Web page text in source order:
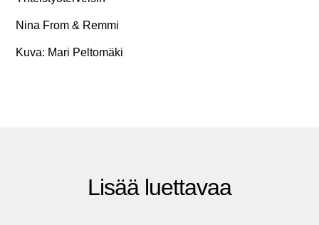
Nina From & Remmi
Kuva: Mari Peltomäki
Lisää luettavaa